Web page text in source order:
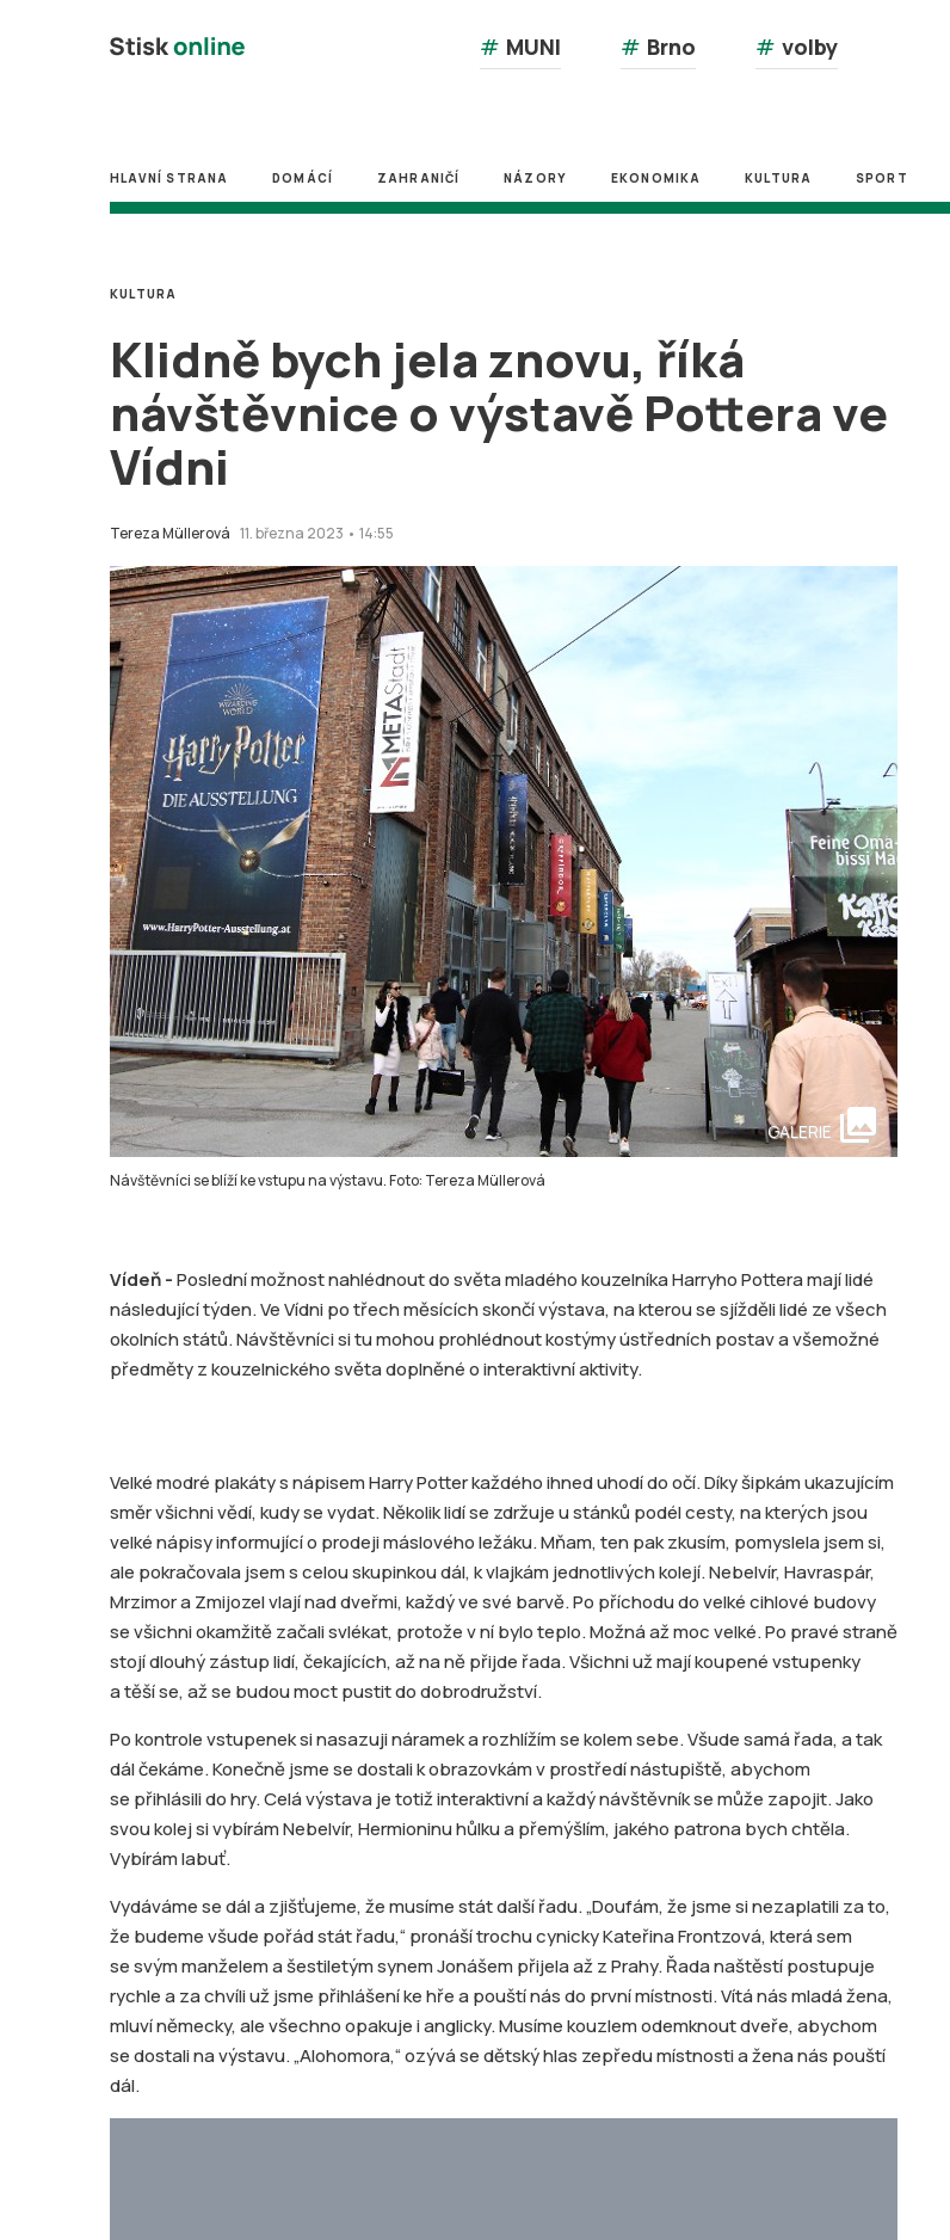
# MUNI # Brno # volby
HLAVNÍ STRANA DOMÁCÍ ZAHRANIČÍ NÁZORY EKONOMIKA KULTURA SPORT
Klidně bych jela znovu, říká
návštěvnice o výstavě Pottera ve
Vídni
Tereza Müllerová 11. března 2023 • 14:55
KULTURA
Návštěvníci se blíží ke vstupu na výstavu. Foto: Tereza Müllerová
GALERIE collections
Vídeň -Poslední možnost nahlédnout do světa mladého kouzelníka Harryho Pottera mají lidé
následující týden. Ve Vídni po třech měsících skončí výstava, na kterou se sjížděli lidé ze všech
okolních států. Návštěvníci si tu mohou prohlédnout kostýmy ústředních postav a všemožné
předměty z kouzelnického světa doplněné o interaktivní aktivity.
Velké modré plakáty s nápisem Harry Potter každého ihned uhodí do očí. Díky šipkám ukazujícím
směr všichni vědí, kudy se vydat. Několik lidí se zdržuje u stánků podél cesty, na kterých jsou
velké nápisy informující o prodeji máslového ležáku. Mňam, ten pak zkusím, pomyslela jsem si,
ale pokračovala jsem s celou skupinkou dál, k vlajkám jednotlivých kolejí. Nebelvír, Havraspár,
Mrzimor a Zmijozel vlají nad dveřmi, každý ve své barvě. Po příchodu do velké cihlové budovy
se všichni okamžitě začali svlékat, protože v ní bylo teplo. Možná až moc velké. Po pravé straně
stojí dlouhý zástup lidí, čekajících, až na ně přijde řada. Všichni už mají koupené vstupenky
a těší se, až se budou moct pustit do dobrodružství.
Po kontrole vstupenek si nasazuji náramek a rozhlížím se kolem sebe. Všude samá řada, a tak
dál čekáme. Konečně jsme se dostali k obrazovkám v prostředí nástupiště, abychom
se přihlásili do hry. Celá výstava je totiž interaktivní a každý návštěvník se může zapojit. Jako
svou kolej si vybírám Nebelvír, Hermioninu hůlku a přemýšlím, jakého patrona bych chtěla.
Vybírám labuť.
Vydáváme se dál a zjišťujeme, že musíme stát další řadu. „Doufám, že jsme si nezaplatili za to,
že budeme všude pořád stát řadu,“ pronáší trochu cynicky Kateřina Frontzová, která sem
se svým manželem a šestiletým synem Jonášem přijela až z Prahy. Řada naštěstí postupuje
rychle a za chvíli už jsme přihlášení ke hře a pouští nás do první místnosti. Vítá nás mladá žena,
mluví německy, ale všechno opakuje i anglicky. Musíme kouzlem odemknout dveře, abychom
se dostali na výstavu. „Alohomora,“ ozývá se dětský hlas zepředu místnosti a žena nás pouští
dál.